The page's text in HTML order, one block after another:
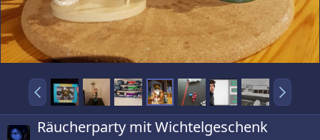
Räucherparty mit Wichtelgeschenk